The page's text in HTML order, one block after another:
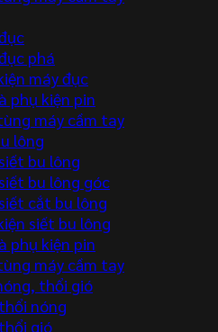
phá
máy đục
phụ kiện pin
máy cầm tay
lông
bu lông
bu lông góc
cắt bu lông
siết bu lông
phụ kiện pin
máy cầm tay
thổi gió
nóng
gió